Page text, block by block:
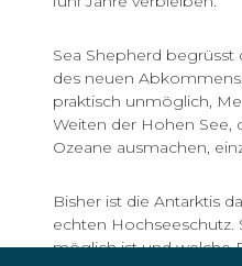
Sea Shepherd
des neuen
praktisch unmöglich,
Weiten der Hohen See,
Ozeane ausmachen,
Bisher ist die Antarktis
echten Hochseeschutz.
möglich ist und welche